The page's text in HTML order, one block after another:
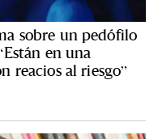
sobre un pedófilo
en una
reacios al riesgo”